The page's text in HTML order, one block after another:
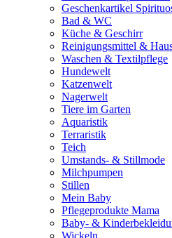
Geschenkartikel
Bad & WC
Küche & Geschirr
Reinigungsmittel &
Waschen & Textilpflege
Hundewelt
Katzenwelt
Nagerwelt
Tiere im Garten
Aquaristik
Terraristik
Teich
Umstands- & Stillmode
Milchpumpen
Stillen
Mein Baby
Pflegeprodukte Mama
Baby- &
Wickeln